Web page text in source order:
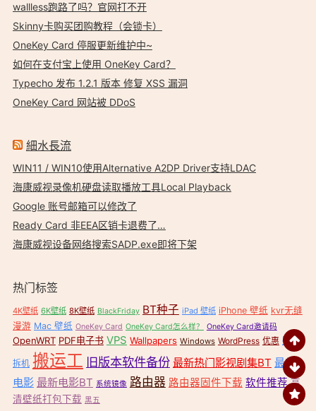
wallless跑路了吗？官网打不开
Skinny卡购买团购教程（会锁卡）
OneKey Card 停服更新维护中~
如何在支付宝上使用 OneKey Card？
Typecho 发布 1.2.1 版本 修复 XSS 漏洞
OneKey Card 网站被 DDoS
細水長流
WIN11 / WIN10使用Alternative A2DP Driver支持LDAC
海康威视录像机硬盘读取播放工具Local Playback
Google 账号邮箱可以修改了
Ready Card 非EEA区销卡退费了…
海康威视设备网络搜索SADP.exe即将下架
热门标签
4K壁纸 6K壁纸 8K壁纸 BlackFriday BT种子 iPad 壁纸 iPhone 壁纸 kvr无缝
漫游 Mac 壁纸 OneKey Card OneKey Card怎么样？ OneKey Card邀请码
OpenWRT PDF电子书 VPS Wallpapers Windows WordPress 优惠 壁纸
拆机 搬运工 旧版本软件备份 最新热门影视剧集BT 最新
电影 最新电影BT 系统镜像 路由器 路由器固件下载 软件推荐 高
清壁纸打包下载 黑五